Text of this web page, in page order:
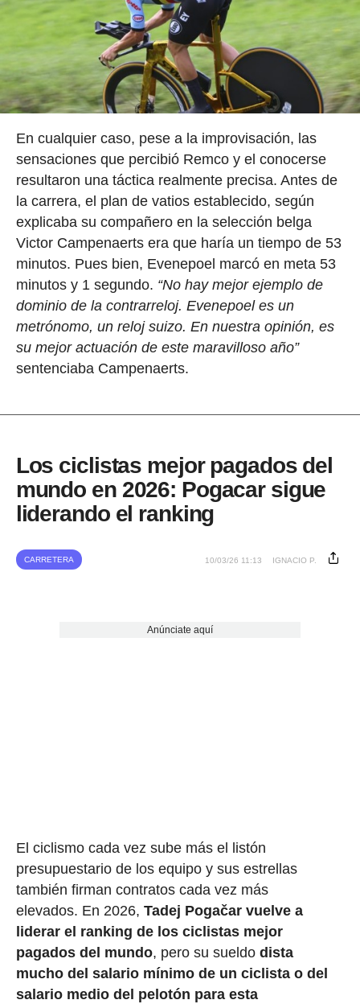
En cualquier caso, pese a la improvisación, las
sensaciones que percibió Remco y el conocerse
resultaron una táctica realmente precisa. Antes de
la carrera, el plan de vatios establecido, según
explicaba su compañero en la selección belga
Victor Campenaerts era que haría un tiempo de 53
minutos. Pues bien, Evenepoel marcó en meta 53
minutos y 1 segundo. “No hay mejor ejemplo de
dominio de la contrarreloj. Evenepoel es un
metrónomo, un reloj suizo. En nuestra opinión, es
su mejor actuación de este maravilloso año”
sentenciaba Campenaerts.
Los ciclistas mejor pagados del
mundo en 2026: Pogacar sigue
liderando el ranking
CARRETERA 10/03/26 11:13 IGNACIO P.
Anúnciate aquí
El ciclismo cada vez sube más el listón
presupuestario de los equipo y sus estrellas
también firman contratos cada vez más
elevados. En 2026, Tadej Pogačar vuelve a
liderar el ranking de los ciclistas mejor
pagados del mundo, pero su sueldo dista
mucho del salario mínimo de un ciclista o del
salario medio del pelotón para esta